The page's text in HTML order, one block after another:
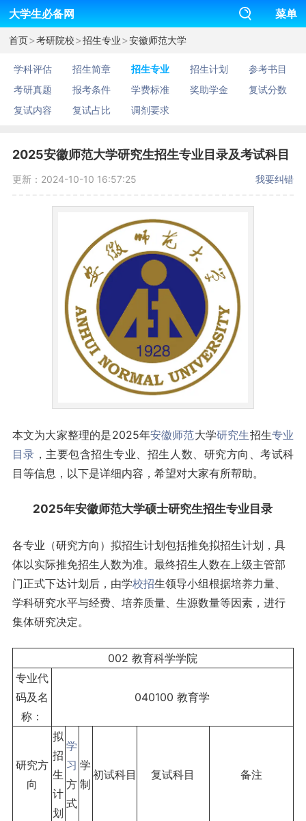
大学生必备网 菜单
首页>考研院校>招生专业>安徽师范大学
学科评估 招生简章 招生专业 招生计划
参考书目
考研真题
报考条件 学费标准 奖助学金
复试分数
复试内容
复试占比 调剂要求
2025安徽师范大学研究生招生专业目录及考试科目
更新：2024-10-10 16:57:25 我要纠错
本文为大家整理的是2025年安徽师范大学研究生招生专业
目录 ，主要包含招生专业、招生人数、研究方向、考试科
目等信息，以下是详细内容，希望对大家有所帮助。
2025年安徽师范大学硕士研究生招生专业目录
各专业（研究方向）拟招生计划包括推免拟招生计划，具
体以实际推免招生人数为准。最终招生人数在上级主管部
门正式下达计划后，由学校招生领导小组根据培养力量、
学科研究水平与经费、培养质量、生源数量等因素，进行
集体研究决定。
002 教育科学学院
专业代
码及名
称：
040100 教育学
研究方
向
拟
招
生
计
划
学
习
方
式
学
制
初试科目 复试科目 备注